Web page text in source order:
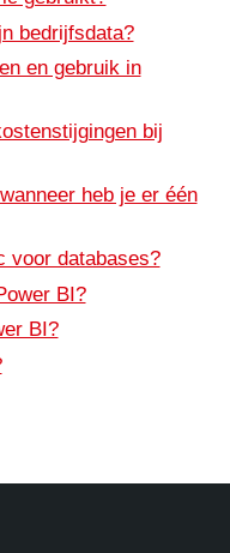
bedrijfsdata?
en gebruik in
bij
heb je er één
voor databases?
BI?
BI?